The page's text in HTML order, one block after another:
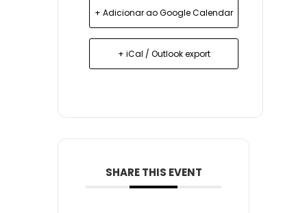
+ Adicionar ao Google Calendar
+ iCal / Outlook export
SHARE THIS EVENT